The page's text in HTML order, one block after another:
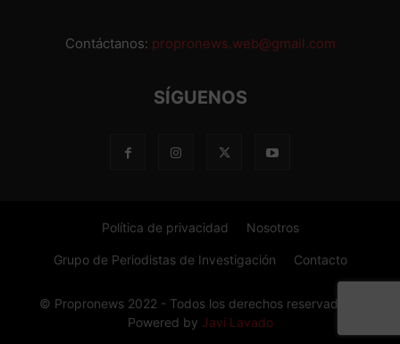
Contáctanos: propronews.web@gmail.com
SÍGUENOS
Política de privacidad Nosotros
Grupo de Periodistas de Investigación Contacto
© Propronews 2022 - Todos los derechos reservados -
Powered by Javi Lavado